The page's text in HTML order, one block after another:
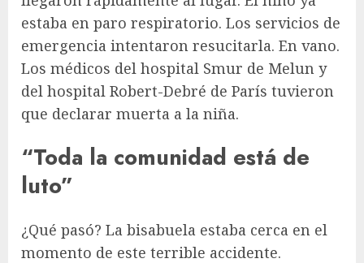
estaba en paro respiratorio. Los servicios de
emergencia intentaron resucitarla. En vano.
Los médicos del hospital Smur de Melun y
del hospital Robert-Debré de París tuvieron
que declarar muerta a la niña.
“Toda la comunidad está de
luto”
¿Qué pasó? La bisabuela estaba cerca en el
momento de este terrible accidente.